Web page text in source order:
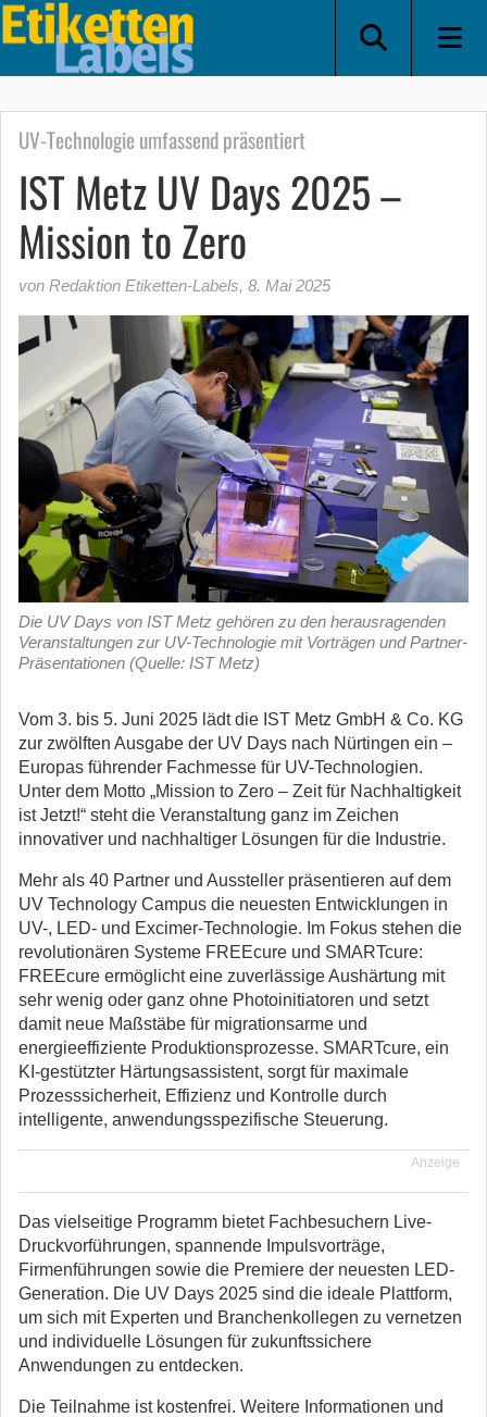
UV-Technologie umfassend präsentiert
IST Metz UV Days 2025 –
Mission to Zero
von Redaktion Etiketten-Labels, 8. Mai 2025
Die UV Days von IST Metz gehören zu den herausragenden
Veranstaltungen zur UV-Technologie mit Vorträgen und Partner-
Präsentationen (Quelle: IST Metz)
Vom 3. bis 5. Juni 2025 lädt die IST Metz GmbH & Co. KG
zur zwölften Ausgabe der UV Days nach Nürtingen ein –
Europas führender Fachmesse für UV-Technologien.
Unter dem Motto „Mission to Zero – Zeit für Nachhaltigkeit
ist Jetzt!“ steht die Veranstaltung ganz im Zeichen
innovativer und nachhaltiger Lösungen für die Industrie.
Mehr als 40 Partner und Aussteller präsentieren auf dem
UV Technology Campus die neuesten Entwicklungen in
UV-, LED- und Excimer-Technologie. Im Fokus stehen die
revolutionären Systeme FREEcure und SMARTcure:
FREEcure ermöglicht eine zuverlässige Aushärtung mit
sehr wenig oder ganz ohne Photoinitiatoren und setzt
damit neue Maßstäbe für migrationsarme und
energieeffiziente Produktionsprozesse. SMARTcure, ein
KI-gestützter Härtungsassistent, sorgt für maximale
Prozesssicherheit, Effizienz und Kontrolle durch
intelligente, anwendungsspezifische Steuerung.
Anzeige
Das vielseitige Programm bietet Fachbesuchern Live-
Druckvorführungen, spannende Impulsvorträge,
Firmenführungen sowie die Premiere der neuesten LED-
Generation. Die UV Days 2025 sind die ideale Plattform,
um sich mit Experten und Branchenkollegen zu vernetzen
und individuelle Lösungen für zukunftssichere
Anwendungen zu entdecken.
Die Teilnahme ist kostenfrei. Weitere Informationen und